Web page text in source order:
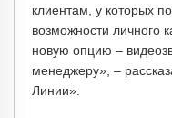
клиентам, у которых
возможности личного
новую опцию –
менеджеру», –
Линии».